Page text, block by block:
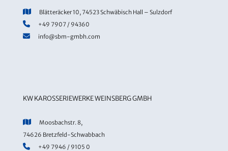
Blätteräcker 10, 74523 Schwäbisch Hall – Sulzdorf
+49 7907 / 94360
info@sbm-gmbh.com
KW KAROSSERIEWERKE WEINSBERG GMBH
Moosbachstr. 8,
74626 Bretzfeld-Schwabbach
+49 7946 / 9105 0